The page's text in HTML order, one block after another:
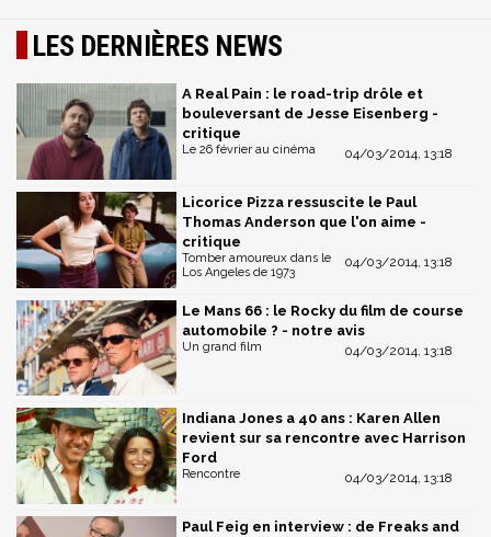
LES DERNIÈRES NEWS
A Real Pain : le road-trip drôle et
bouleversant de Jesse Eisenberg -
critique
04/03/2014, 13:18
Le 26 février au cinéma
Licorice Pizza ressuscite le Paul
Thomas Anderson que l'on aime -
critique
04/03/2014, 13:18
Tomber amoureux dans le
Los Angeles de 1973
Le Mans 66 : le Rocky du film de course
automobile ? - notre avis
04/03/2014, 13:18
Un grand film
Indiana Jones a 40 ans : Karen Allen
revient sur sa rencontre avec Harrison
Ford
04/03/2014, 13:18
Rencontre
Paul Feig en interview : de Freaks and